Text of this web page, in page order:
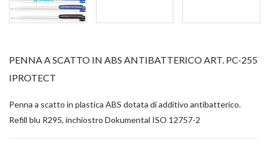
PENNA A SCATTO IN ABS ANTIBATTERICO ART. PC-255
IPROTECT
Penna a scatto in plastica ABS dotata di additivo antibatterico.
Refill blu R295, inchiostro Dokumental ISO 12757-2